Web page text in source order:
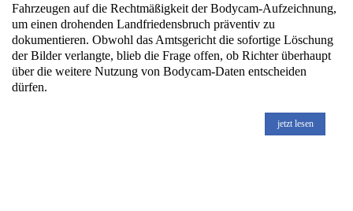
Fahrzeugen auf die Rechtmäßigkeit der Bodycam-Aufzeichnung,
um einen drohenden Landfriedensbruch präventiv zu
dokumentieren. Obwohl das Amtsgericht die sofortige Löschung
der Bilder verlangte, blieb die Frage offen, ob Richter überhaupt
über die weitere Nutzung von Bodycam-Daten entscheiden
dürfen.
jetzt lesen